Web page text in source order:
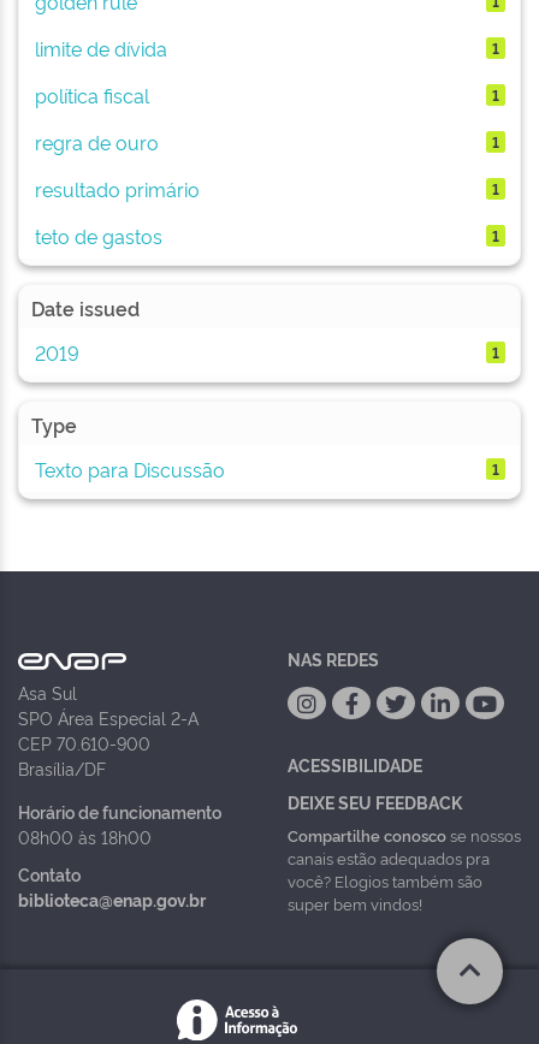
limite de dívida 1
política fiscal 1
regra de ouro 1
resultado primário 1
teto de gastos 1
Date issued
2019
1
Type
Texto para Discussão
1
Asa Sul
SPO Área Especial 2-A
CEP 70.610-900
Brasília/DF
Horário de funcionamento
08h00 às 18h00
Contato
biblioteca@enap.gov.br
NAS REDES
ACESSIBILIDADE
DEIXE SEU FEEDBACK
Compartilhe conoscose nossos
canais estão adequados pra
você? Elogios também são
super bem vindos!